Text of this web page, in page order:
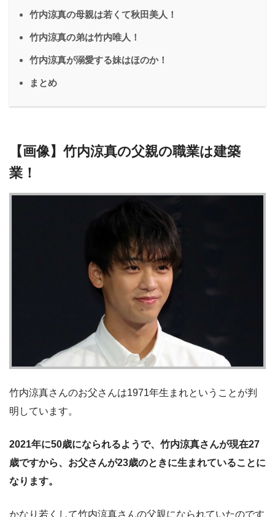
竹内涼真の母親は若くて秋田美人！
竹内涼真の弟は竹内唯人！
竹内涼真が溺愛する妹はほのか！
まとめ
【画像】竹内涼真の父親の職業は建築
業！
竹内涼真さんのお父さんは1971年生まれということが判
明しています。
2021年に50歳になられるようで、竹内涼真さんが現在27
歳ですから、お父さんが23歳のときに生まれていることに
なります。
かなり若くして竹内涼真さんの父親になられていたのです